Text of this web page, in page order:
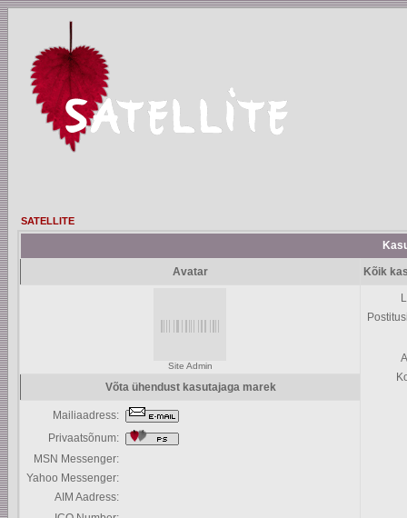
SATELLITE
Avatar Kõik
Site Admin
Võta ühendust kasutajaga marek
Mailiaadress:
Privaatsõnum:
MSN Messenger:
Yahoo Messenger:
AIM Aadress: